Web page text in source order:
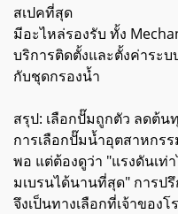
สเปคที่สุด
มีอะไหล่รองรับ ทั้ง
บริการติดตั้งและตั้งค่าระ
กับชุดกรองน้ำ
สรุป: เลือกปั๊มถูกตัว ลดต้น
การเลือกปั๊มน้ำอุตสาหกร
พอ แต่ต้องดูว่า "แรงดันเท่
มเบรนได้นานที่สุด" การป
จึงเป็นทางเลือกที่เจ้าของ